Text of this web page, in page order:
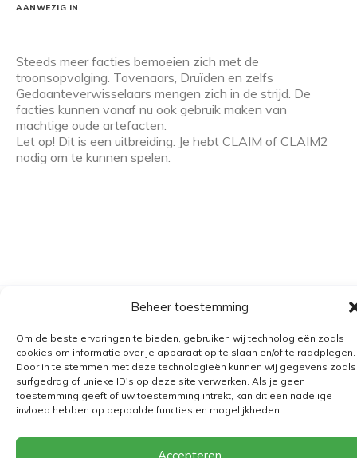
Beheer toestemming
Om de beste ervaringen te bieden, gebruiken wij technologieën zoals
cookies om informatie over je apparaat op te slaan en/of te raadplegen.
Door in te stemmen met deze technologieën kunnen wij gegevens zoals
surfgedrag of unieke ID's op deze site verwerken. Als je geen
toestemming geeft of uw toestemming intrekt, kan dit een nadelige
invloed hebben op bepaalde functies en mogelijkheden.
Accepteren
AANWEZIG IN
Steeds meer facties bemoeien zich met de
troonsopvolging. Tovenaars, Druïden en zelfs
Gedaanteverwisselaars mengen zich in de strijd. De
facties kunnen vanaf nu ook gebruik maken van
machtige oude artefacten.
Let op! Dit is een uitbreiding. Je hebt CLAIM of CLAIM2
nodig om te kunnen spelen.
Verzending
Retourbeleid
BE 0682.845.059
The Playground